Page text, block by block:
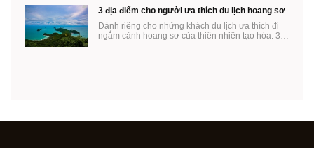
3 địa điểm cho người ưa thích du lịch hoang sơ
Dành riêng cho những khách du lịch ưa thích đi
ngắm cảnh hoang sơ của thiên nhiên tạo hóa. 3